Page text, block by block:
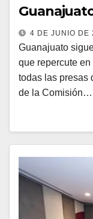
4 DE JUNIO DE
Guanajuato
que repercute
todas las presas
de la Comisión…